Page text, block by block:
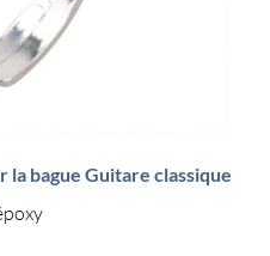
bague Guitare classique